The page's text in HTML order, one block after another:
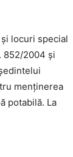
locuri special
852/2004 și
menținerea
potabilă. La